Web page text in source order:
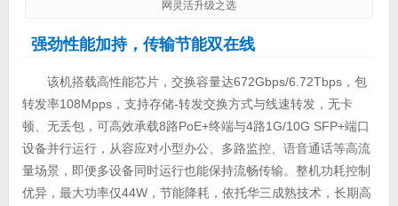
网灵活升级之选
强劲性能加持，传输节能双在线
该机搭载高性能芯片，交换容量达672Gbps/6.72Tbps，包
转发率108Mpps，支持存储-转发交换方式与线速转发，无卡
顿、无丢包，可高效承载8路PoE+终端与4路1G/10G SFP+端口
设备并行运行，从容应对小型办公、多路监控、语音通话等高流
量场景，即便多设备同时运行也能保持流畅传输。整机功耗控制
优异，最大功率仅44W，节能降耗，依托华三成熟技术，长期高